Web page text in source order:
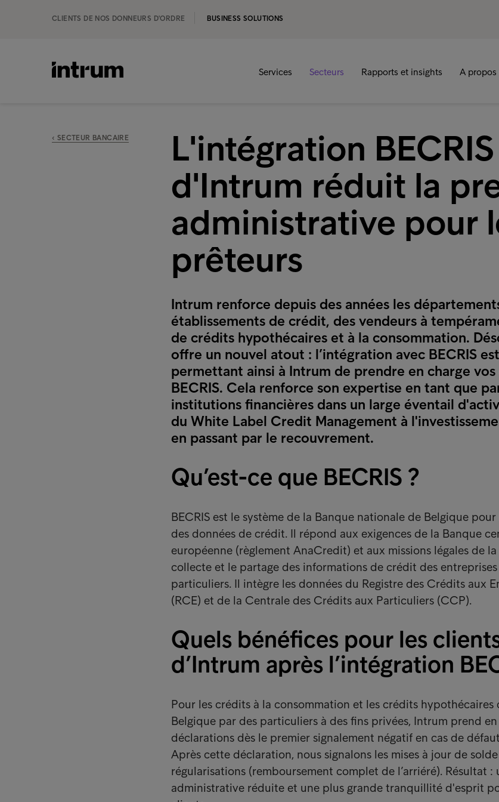
CLIENTS DE NOS DONNEURS D'ORDRE BUSINESS SOLUTIONS
Services Secteurs Rapports et insights A
‹ SECTEUR BANCAIRE
L'intégration BECRIS
d'Intrum réduit la
administrative pour
prêteurs
Intrum renforce depuis des années les
établissements de crédit, des vendeurs à
de crédits hypothécaires et à la consommation.
offre un nouvel atout : l’intégration avec BECRIS
permettant ainsi à Intrum de prendre en charge
BECRIS. Cela renforce son expertise en tant que
institutions financières dans un large éventail
du White Label Credit Management à
en passant par le recouvrement.
Qu’est-ce que BECRIS ?
BECRIS est le système de la Banque nationale de Belgique
des données de crédit. Il répond aux exigences de la Banque
européenne (règlement AnaCredit) et aux missions légales de
collecte et le partage des informations de crédit des
particuliers. Il intègre les données du Registre des Crédits aux
(RCE) et de la Centrale des Crédits aux Particuliers (CCP).
Quels bénéfices pour les
d’Intrum après l’intégration
Pour les crédits à la consommation et les crédits hypothécaires
Belgique par des particuliers à des fins privées, Intrum prend
déclarations dès le premier signalement négatif en cas de
Après cette déclaration, nous signalons les mises à jour de
régularisations (remboursement complet de l’arriéré). Résultat :
administrative réduite et une plus grande tranquillité d'esprit